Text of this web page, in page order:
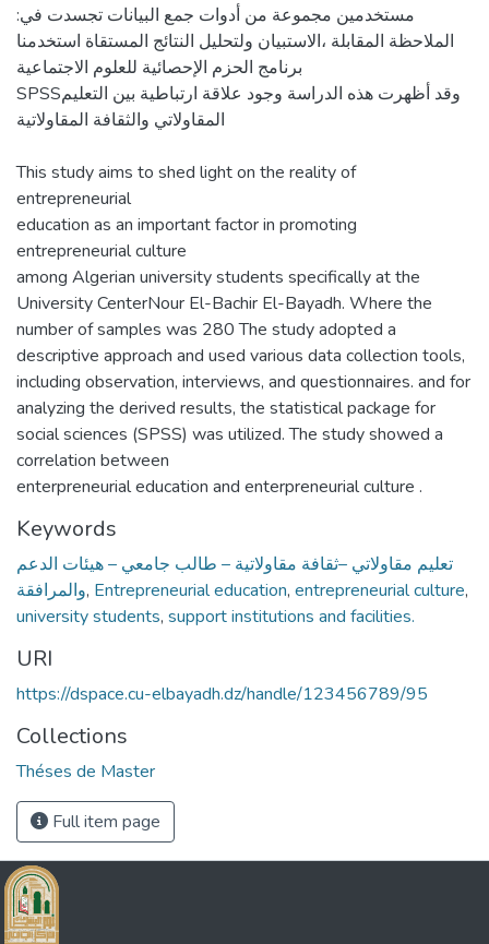
مستخدمين مجموعة من أدوات جمع البيانات تجسدت في:
الملاحظة المقابلة ،الاستبيان ولتحليل النتائج المستقاة استخدمنا
برنامج الحزم الإحصائية للعلوم الاجتماعية
SPSSوقد أظهرت هذه الدراسة وجود علاقة ارتباطية بين التعليم
المقاولاتي والثقافة المقاولاتية
This study aims to shed light on the reality of
entrepreneurial
education as an important factor in promoting
entrepreneurial culture
among Algerian university students specifically at the
University CenterNour El-Bachir El-Bayadh. Where the
number of samples was 280 The study adopted a
descriptive approach and used various data collection tools,
including observation, interviews, and questionnaires. and for
analyzing the derived results, the statistical package for
social sciences (SPSS) was utilized. The study showed a
correlation between
enterpreneurial education and enterpreneurial culture .
Keywords
تعليم مقاولاتي –ثقافة مقاولاتية – طالب جامعي – هيئات الدعم
والمرافقة, Entrepreneurial education, entrepreneurial culture,
university students, support institutions and facilities.
URI
https://dspace.cu-elbayadh.dz/handle/123456789/95
Collections
Théses de Master
Full item page